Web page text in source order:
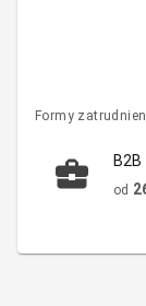
Formy
B2B
od